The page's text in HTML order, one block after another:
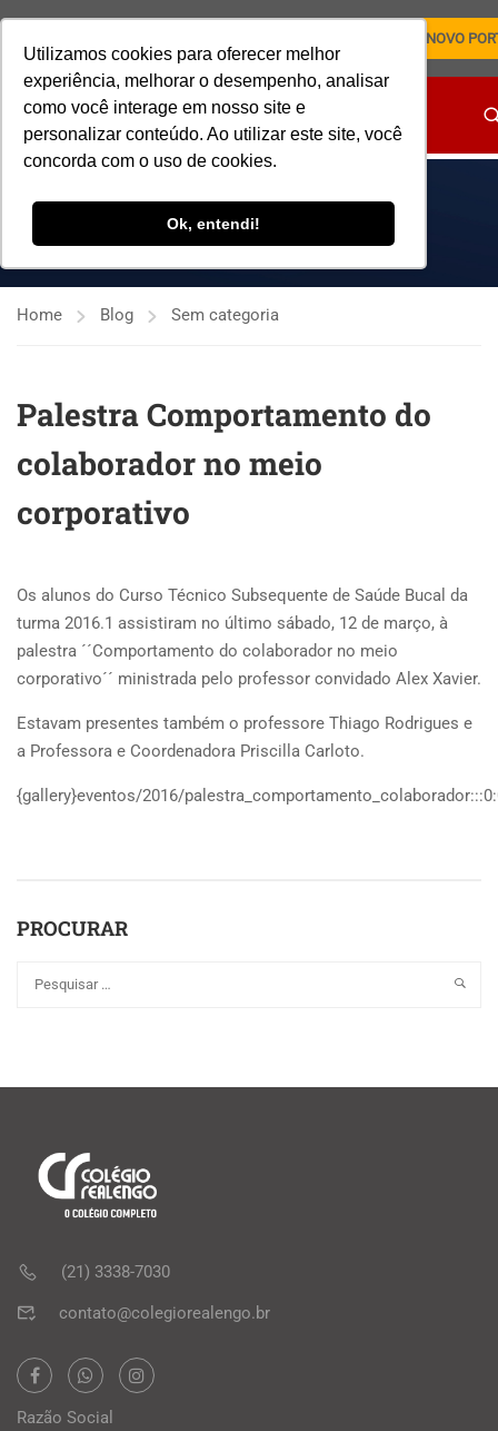
Utilizamos cookies para oferecer melhor
experiência, melhorar o desempenho, analisar
como você interage em nosso site e
personalizar conteúdo. Ao utilizar este site, você
concorda com o uso de cookies.
Ok, entendi!
NOVO
SEM CATEGORIA
Home Blog Sem categoria
Palestra Comportamento do
colaborador no meio
corporativo
Os alunos do Curso Técnico Subsequente de Saúde Bucal da
turma 2016.1 assistiram no último sábado, 12 de março, à
palestra ´´Comportamento do colaborador no meio
corporativo´´ ministrada pelo professor convidado Alex Xavier.
Estavam presentes também o professore Thiago Rodrigues e
a Professora e Coordenadora Priscilla Carloto.
{gallery}eventos/2016/
PROCURAR
(21) 3338-7030
contato@colegiorealengo.br
Razão Social